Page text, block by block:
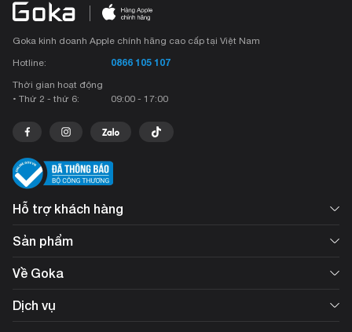
Goka kinh doanh Apple chính hãng cao cấp tại Việt Nam
Hotline:
0866 105 107
Thời gian hoạt động
• Thứ 2 - thứ 6:
09:00 - 17:00
Hỗ trợ khách hàng
Sản phẩm
Về Goka
Dịch vụ